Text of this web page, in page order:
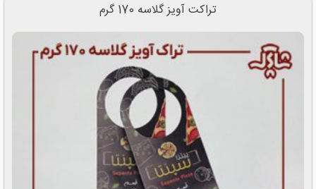
تراکت آویز گلاسه 170 گرم